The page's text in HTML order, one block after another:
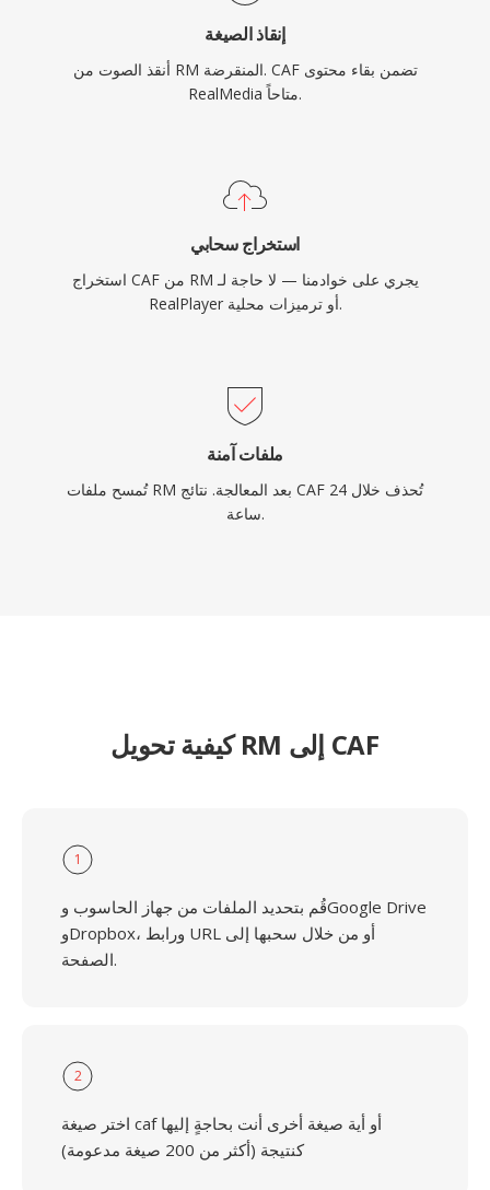
إنقاذ الصيغة
أنقذ الصوت من RM المنقرضة. CAF تضمن بقاء محتوى
RealMedia متاحاً.
استخراج سحابي
استخراج CAF من RM يجري على خوادمنا — لا حاجة لـ
RealPlayer أو ترميزات محلية.
ملفات آمنة
تُمسح ملفات RM بعد المعالجة. نتائج CAF تُحذف خلال 24
ساعة.
كيفية تحويل RM إلى CAF
1
قُم بتحديد الملفات من جهاز الحاسوب وGoogle Drive
وDropbox، ورابط URL أو من خلال سحبها إلى
الصفحة.
2
اختر صيغة caf أو أية صيغة أخرى أنت بحاجةٍ إليها
كنتيجة (أكثر من 200 صيغة مدعومة)